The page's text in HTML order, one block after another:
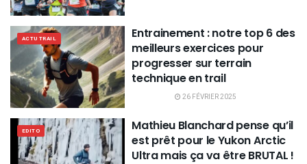
ACTU TRAIL
Entrainement : notre top 6 des
meilleurs exercices pour
progresser sur terrain
technique en trail
26 FÉVRIER 2025
EDITO
Mathieu Blanchard pense qu’il
est prêt pour le Yukon Arctic
Ultra mais ça va être BRUTAL !